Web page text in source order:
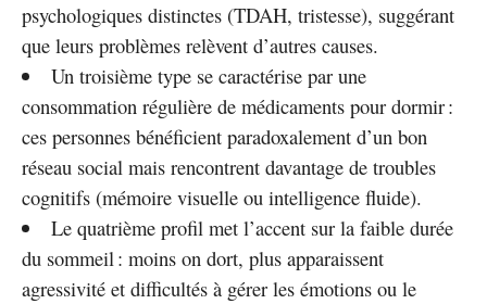
psychologiques distinctes (TDAH, tristesse), suggérant
que leurs problèmes relèvent d’autres causes.
Un troisième type se caractérise par une
consommation régulière de médicaments pour dormir :
ces personnes bénéficient paradoxalement d’un bon
réseau social mais rencontrent davantage de troubles
cognitifs (mémoire visuelle ou intelligence fluide).
Le quatrième profil met l’accent sur la faible durée
du sommeil : moins on dort, plus apparaissent
agressivité et difficultés à gérer les émotions ou le